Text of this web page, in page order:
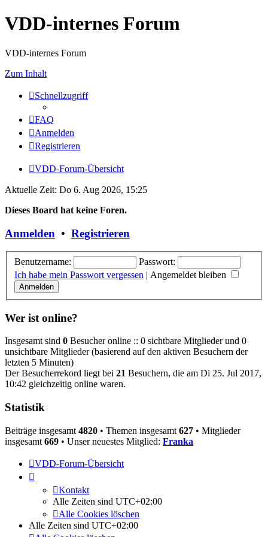
VDD-internes Forum
VDD-internes Forum
Zum Inhalt
Schnellzugriff
FAQ
Anmelden
Registrieren
VDD-Forum-Übersicht
Aktuelle Zeit: Do 6. Aug 2026, 15:25
Dieses Board hat keine Foren.
Anmelden • Registrieren
Benutzername:
Passwort:
Ich habe mein Passwort vergessen | Angemeldet bleiben
Wer ist online?
Insgesamt sind 0 Besucher online :: 0 sichtbare Mitglieder und 0
unsichtbare Mitglieder (basierend auf den aktiven Besuchern der
letzten 5 Minuten)
Der Besucherrekord liegt bei 21 Besuchern, die am Di 25. Jul 2017,
10:42 gleichzeitig online waren.
Statistik
Beiträge insgesamt 4820 • Themen insgesamt 627 • Mitglieder
insgesamt 669 • Unser neuestes Mitglied: Franka
VDD-Forum-Übersicht
Kontakt
Alle Zeiten sind UTC+02:00
Alle Cookies löschen
Alle Zeiten sind UTC+02:00